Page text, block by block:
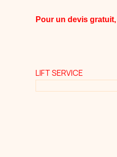
Pour un devis
LIFT SERVICE